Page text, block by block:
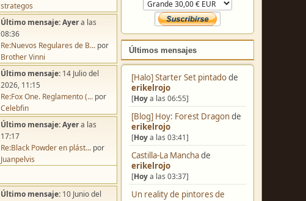
Últimos mensajes
[Halo] Starter Set pintadode
erikelrojo
[Hoya las 06:55]
[Blog] Hoy: Forest Dragonde
erikelrojo
[Hoya las 03:41]
Castilla-La Manchade
erikelrojo
[Hoya las 03:37]
Un reality de pintores de
strategos
Último mensaje:Ayera las
08:36
Re:Nuevos Regulares de B... por
Brother Vinni
Último mensaje: 14 Julio del
2026, 11:15
Re:Fox One. Reglamento (... por
Celebfin
Último mensaje:Ayera las
17:17
Re:Black Powder en plást... por
Juanpelvis
Último mensaje: 10 Junio del